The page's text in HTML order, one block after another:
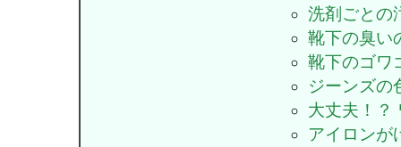
洗剤ごとの
靴下の臭い
靴下のゴワ
ジーンズの
大丈夫！？
アイロンが